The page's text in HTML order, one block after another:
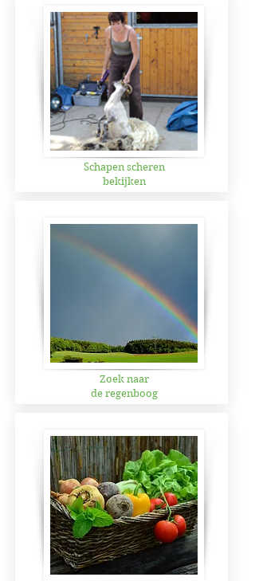
Schapen scheren
bekijken
Zoek naar
de regenboog